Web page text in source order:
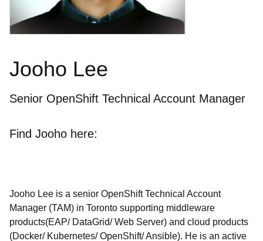
Jooho Lee
Senior OpenShift Technical Account Manager
Find Jooho here:
Jooho Lee is a senior OpenShift Technical Account
Manager (TAM) in Toronto supporting middleware
products(EAP/ DataGrid/ Web Server) and cloud products
(Docker/ Kubernetes/ OpenShift/ Ansible). He is an active